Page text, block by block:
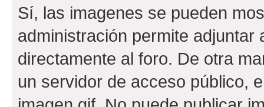
Sí, las imagenes se pueden
administración permite
directamente al foro. De otra
un servidor de acceso público,